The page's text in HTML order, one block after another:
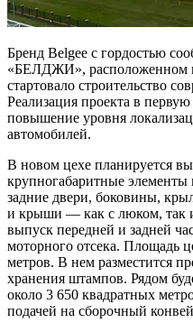
Бренд Belgee с гордостью
«БЕЛДЖИ», расположенном в
стартовало строительство
Реализация проекта в
повышение уровня
автомобилей.
В новом цехе планируется
крупногабаритные элементы
задние двери, боковины,
и крыши — как с люком, так
выпуск передней и задней
моторного отсека. Площадь
метров. В нем разместится
хранения штампов. Рядом
около 3 650 квадратных
подачей на сборочный